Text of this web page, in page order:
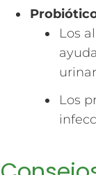
Los
Los